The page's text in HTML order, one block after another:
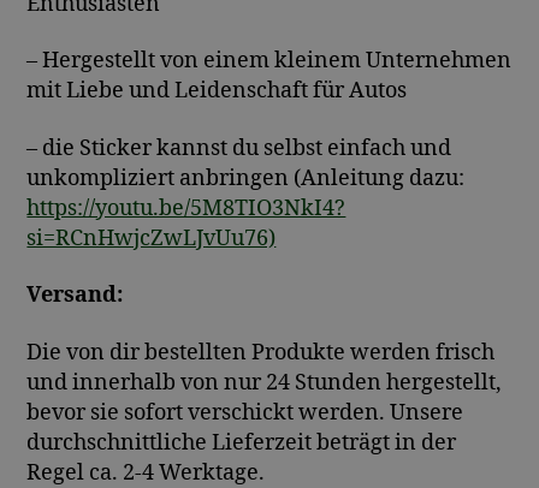
– Hergestellt von einem kleinem Unternehmen
mit Liebe und Leidenschaft für Autos
– die Sticker kannst du selbst einfach und
unkompliziert anbringen (Anleitung dazu:
https://youtu.be/5M8TIO3NkI4?
si=RCnHwjcZwLJvUu76)
Versand:
Die von dir bestellten Produkte werden frisch
und innerhalb von nur 24 Stunden hergestellt,
bevor sie sofort verschickt werden. Unsere
durchschnittliche Lieferzeit beträgt in der
Regel ca. 2-4 Werktage.